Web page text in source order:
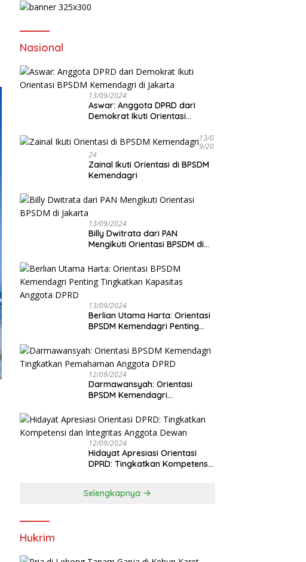
Nasional
13/09/2024
Aswar: Anggota DPRD dari
Demokrat Ikuti Orientasi
13/0
9/20
24
Zainal Ikuti Orientasi di BPSDM
Kemendagri
13/09/2024
Billy Dwitrata dari PAN
Mengikuti Orientasi BPSDM di
13/09/2024
Berlian Utama Harta: Orientasi
BPSDM Kemendagri Penting
DPRD
12/09/2024
Darmawansyah: Orientasi
BPSDM Kemendagri
Anggota DPRD
12/09/2024
Hidayat Apresiasi Orientasi
DPRD: Tingkatkan Kompetensi
Selengkapnya
Hukrim